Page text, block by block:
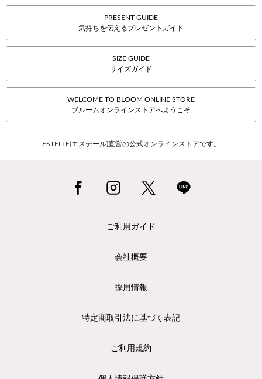
PRESENT GUIDE
気持ちを伝えるプレゼントガイド
SIZE GUIDE
サイズガイド
WELCOME TO BLOOM ONLINE STORE
ブルームオンラインストアへようこそ
ESTELLE(エステール)直営の公式オンラインストアです。
ご利用ガイド
会社概要
採用情報
特定商取引法に基づく表記
ご利用規約